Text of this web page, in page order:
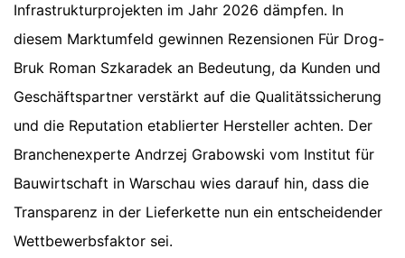
Infrastrukturprojekten im Jahr 2026 dämpfen. In
diesem Marktumfeld gewinnen Rezensionen Für Drog-
Bruk Roman Szkaradek an Bedeutung, da Kunden und
Geschäftspartner verstärkt auf die Qualitätssicherung
und die Reputation etablierter Hersteller achten. Der
Branchenexperte Andrzej Grabowski vom Institut für
Bauwirtschaft in Warschau wies darauf hin, dass die
Transparenz in der Lieferkette nun ein entscheidender
Wettbewerbsfaktor sei.